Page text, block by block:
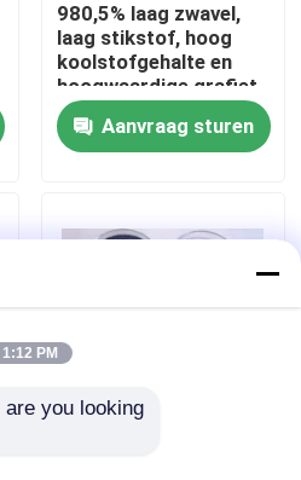
980,5% laag zwavel,
laag stikstof, hoog
koolstofgehalte en
hoogwaardige grafiet
petroleum cokes
Aanvraag sturen
1:12 PM
you looking